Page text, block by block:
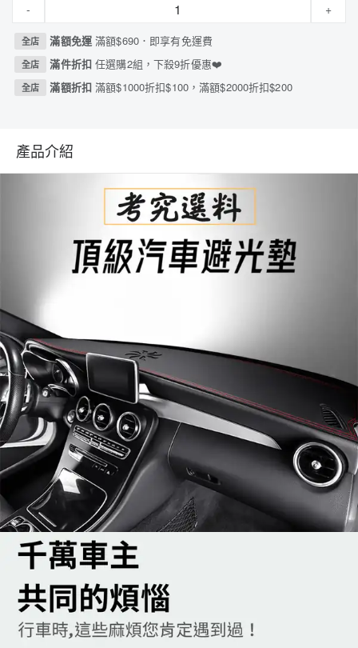
- +
全店 滿額免運滿額$690．即享有免運費
全店 滿件折扣任選購2組，下殺9折優惠❤️
全店 滿額折扣滿額$1000折扣$100，滿額$2000折扣$200
產品介紹